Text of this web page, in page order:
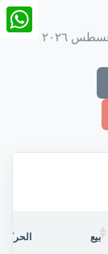
بيع الحركة